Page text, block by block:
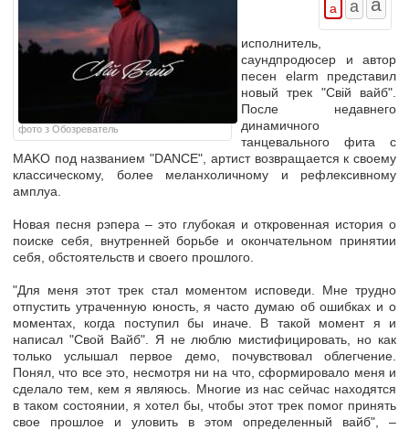
фото з Обозреватель
исполнитель,
саундпродюсер и автор
песен elarm представил
новый трек "Свій вайб".
После недавнего
динамичного
танцевального фита с
MAKO под названием "DANCE", артист возвращается к своему
классическому, более меланхоличному и рефлексивному
амплуа.
Новая песня рэпера – это глубокая и откровенная история о
поиске себя, внутренней борьбе и окончательном принятии
себя, обстоятельств и своего прошлого.
"Для меня этот трек стал моментом исповеди. Мне трудно
отпустить утраченную юность, я часто думаю об ошибках и о
моментах, когда поступил бы иначе. В такой момент я и
написал "Свой Вайб". Я не люблю мистифицировать, но как
только услышал первое демо, почувствовал облегчение.
Понял, что все это, несмотря ни на что, сформировало меня и
сделало тем, кем я являюсь. Многие из нас сейчас находятся
в таком состоянии, я хотел бы, чтобы этот трек помог принять
свое прошлое и уловить в этом определенный вайб", –